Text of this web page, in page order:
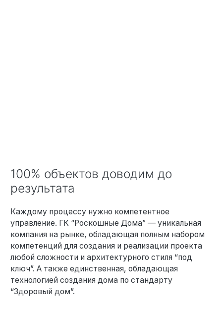
100% объектов доводим до
результата
Каждому процессу нужно компетентное
управление. ГК “Роскошные Дома” — уникальная
компания на рынке, обладающая полным набором
компетенций для создания и реализации проекта
любой сложности и архитектурного стиля “под
ключ”. А также единственная, обладающая
технологией создания дома по стандарту
“Здоровый дом”.